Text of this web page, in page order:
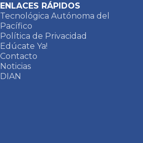
ENLACES RÁPIDOS
Tecnológica Autónoma del
Pacífico
Política de Privacidad
Edúcate Ya!
Contacto
Noticias
DIAN